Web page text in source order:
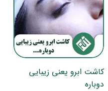
کاشت ابرو یعنی زیبایی
دوباره